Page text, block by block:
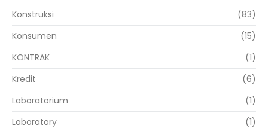
Konstruksi
(83)
Konsumen
(15)
KONTRAK
(1)
Kredit
(6)
Laboratorium
(1)
Laboratory
(1)